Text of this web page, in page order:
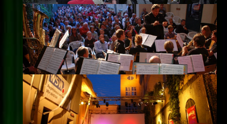
Konzept
Archiv
Kontakt
Impressum
Datenschutz